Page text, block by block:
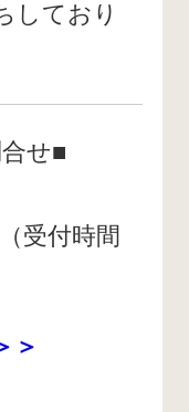
しており
せ■
受付時間
＞